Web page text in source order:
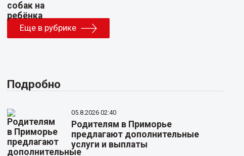
Еще в рубрике
Подробно
05.8.2026 02:40
Родителям в Приморье
предлагают дополнительные
услуги и выплаты